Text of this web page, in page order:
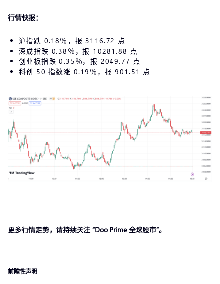
行情快报：
沪指跌 0.18％，报 3116.72 点
深成指跌 0.38％，报 10281.88 点
创业板指跌 0.35％，报 2049.77 点
科创 50 指数涨 0.19％，报 901.51 点
更多行情走势，请持续关注 “Doo Prime 全球股市”。
前瞻性声明